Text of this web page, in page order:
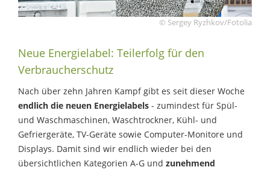
© Sergey Ryzhkov/Fotolia
Neue Energielabel: Teilerfolg für den
Verbraucherschutz
Nach über zehn Jahren Kampf gibt es seit dieser Woche
endlich die neuen Energielabels - zumindest für Spül-
und Waschmaschinen, Waschtrockner, Kühl- und
Gefriergeräte, TV-Geräte sowie Computer-Monitore und
Displays. Damit sind wir endlich wieder bei den
übersichtlichen Kategorien A-G und zunehmend